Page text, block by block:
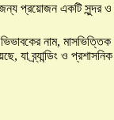
প্রয়োজন একটি সুন্দর ও
নাম,
যা ব্র্যান্ডিং ও